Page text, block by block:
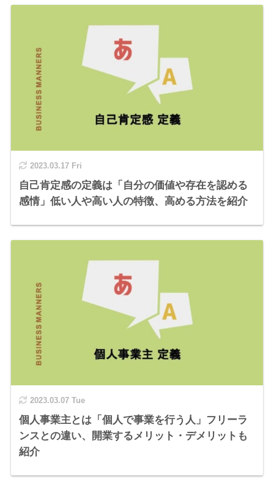
2023.03.17 Fri
自己肯定感の定義は「自分の価値や存在を認める
感情」低い人や高い人の特徴、高める方法を紹介
2023.03.07 Tue
個人事業主とは「個人で事業を行う人」フリーラ
ンスとの違い、開業するメリット・デメリットも
紹介